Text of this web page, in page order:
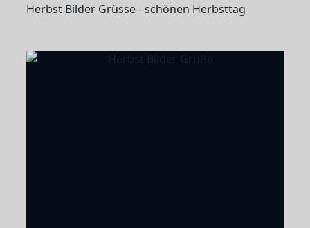
Herbst Bilder Grüsse - schönen Herbsttag